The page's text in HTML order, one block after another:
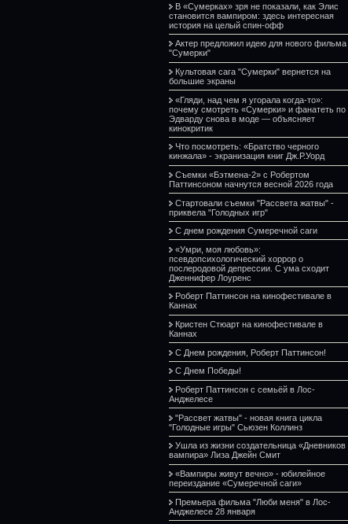
В «Сумерках» зря не показали, как Элис
становится вампиром: здесь интересная
история на целый спин-офф
Актер предложил идею для нового фильма
"Сумерки"
Культовая сага "Сумерки" вернется на
большие экраны
«Гляди, над чем я угорала когда-то»:
почему смотреть «Сумерки» и фанатеть по
Эдварду снова в моде — объясняет
кинокритик
Что посмотреть: «Братство черного
кинжала» - экранизация книг Дж.Р.Уорд
Съемки «Бэтмена-2» с Робертом
Паттинсоном начнутся весной 2026 года
Стартовали съемки "Рассвета жатвы" -
приквела "Голодных игр"
С днем рождения Сумеречной саги
«Умри, моя любовь»:
псевдопсихологический хоррор о
послеродовой депрессии. С ума сходит
Дженнифер Лоуренс
Роберт Паттинсон на кинофестивале в
Каннах
Кристен Стюарт на кинофестивале в
Каннах
С Днем рождения, Роберт Паттинсон!
С Днем Победы!
Роберт Паттинсон с семьёй в Лос-
Анджелесе
"Рассвет жатвы" - новая книга цикла
"Голодные игры" Сьюзен Коллинз
Ушла из жизни создательница «Дневников
вампира» Лиза Джейн Смит
«Вампиры живут вечно» - юбилейное
переиздание «Сумеречной саги»
Премьера фильма "Люби меня" в Лос-
Анджелесе 28 января